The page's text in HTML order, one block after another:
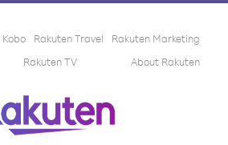
Rakuten Travel
Rakuten Marketing
Rakuten TV About Rakuten